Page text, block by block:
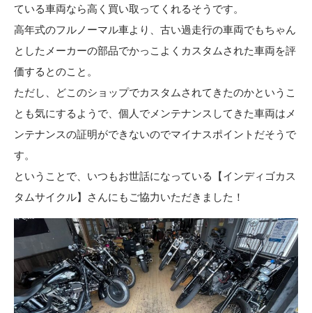
ている車両なら高く買い取ってくれるそうです。
高年式のフルノーマル車より、古い過走行の車両でもちゃん
としたメーカーの部品でかっこよくカスタムされた車両を評
価するとのこと。
ただし、どこのショップでカスタムされてきたのかというこ
とも気にするようで、個人でメンテナンスしてきた車両はメ
ンテナンスの証明ができないのでマイナスポイントだそうで
す。
ということで、いつもお世話になっている
【インディゴカス
タムサイクル】
さんにもご協力いただきました！